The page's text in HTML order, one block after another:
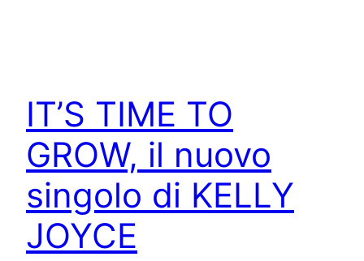
IT’S TIME TO
GROW, il nuovo
singolo di KELLY
JOYCE